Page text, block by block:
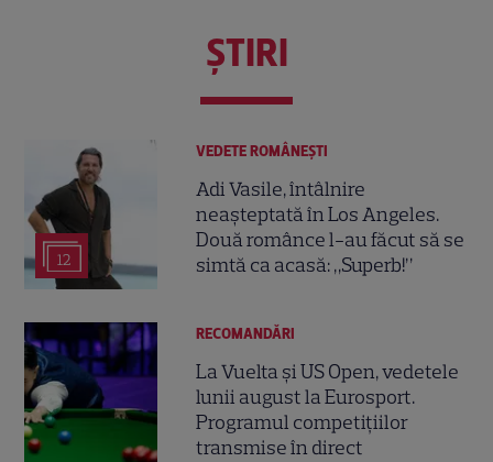
ŞTIRI
12
VEDETE ROMÂNEŞTI
Adi Vasile, întâlnire
neașteptată în Los Angeles.
Două românce l-au făcut să se
simtă ca acasă: „Superb!”
RECOMANDĂRI
La Vuelta și US Open, vedetele
lunii august la Eurosport.
Programul competițiilor
transmise în direct